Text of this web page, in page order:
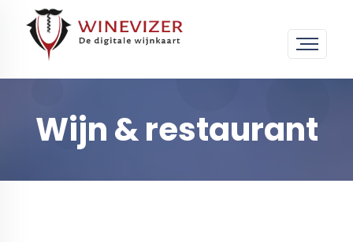
Wijn & restaurant